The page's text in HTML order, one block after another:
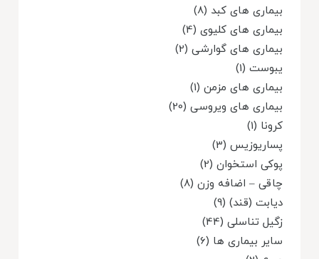
بیماری های کبد (8)
بیماری های کلیوی (4)
بیماری های گوارشی (2)
یبوست (1)
بیماری های مزمن (1)
بیماری های ویروسی (20)
کرونا (1)
پساریوزیس (3)
پوکی استخوان (2)
چاقی – اضافه وزن (8)
دیابت (قند) (9)
زگیل تناسلی (44)
سایر بیماری ها (6)